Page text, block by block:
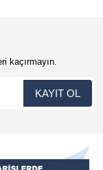
kaçırmayın.